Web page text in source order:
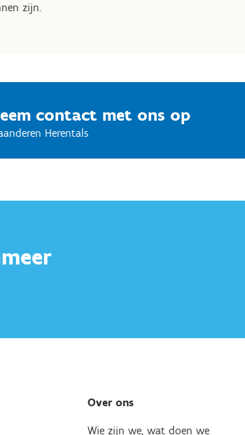
zijn.
contact met ons op
Herentals
Over ons
Wie zijn we, wat doen we